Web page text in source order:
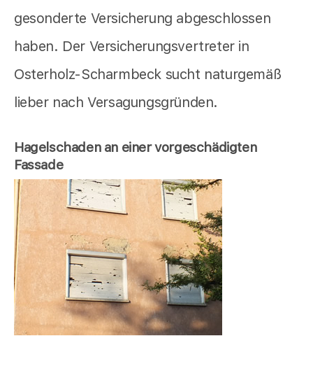
gesonderte Versicherung abgeschlossen
haben. Der Versicherungsvertreter in
Osterholz-Scharmbeck sucht naturgemäß
lieber nach Versagungsgründen.
Hagelschaden an einer vorgeschädigten
Fassade